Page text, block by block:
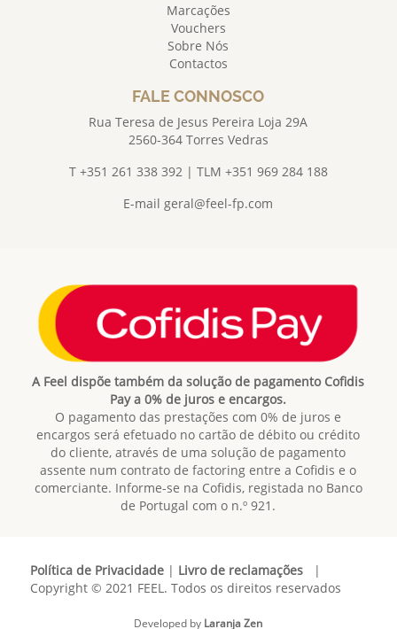
Marcações
Vouchers
Sobre Nós
Contactos
FALE CONNOSCO
Rua Teresa de Jesus Pereira Loja 29A
2560-364 Torres Vedras
T +351 261 338 392 | TLM +351 969 284 188
E-mailgeral@feel-fp.com
A Feel dispõe também da solução de pagamento Cofidis
Pay a 0% de juros e encargos.
O pagamento das prestações com 0% de juros e
encargos será efetuado no cartão de débito ou crédito
do cliente, através de uma solução de pagamento
assente num contrato de factoring entre a Cofidis e o
comerciante. Informe-se na Cofidis, registada no Banco
de Portugal com o n.º 921.
Política de Privacidade| Livro de reclamações|
Copyright © 2021 FEEL. Todos os direitos reservados
Developed by Laranja Zen